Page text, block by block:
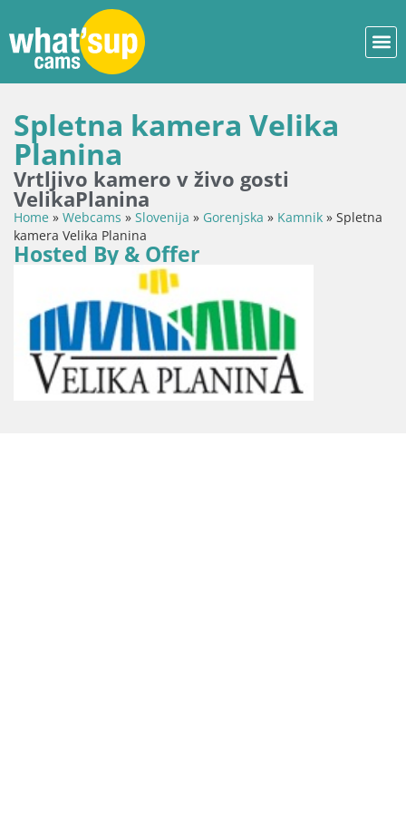
Spletna kamera Velika
Planina
Vrtljivo kamero v živo gosti
VelikaPlanina
Home » Webcams » Slovenija » Gorenjska » Kamnik » Spletna
kamera Velika Planina
Hosted By & Offer